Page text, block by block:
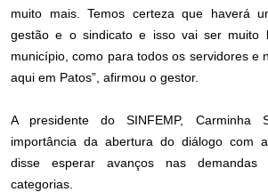
muito mais. Temos certeza que haverá
gestão e o sindicato e isso vai ser muito
município, como para todos os servidores e
aqui em Patos”, afirmou o gestor.
A presidente do SINFEMP, Carminha
importância da abertura do diálogo com
disse esperar avanços nas demandas
categorias.